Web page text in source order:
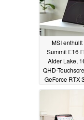
MSI
Summit E16
Alder Lake,
QHD-
GeForce RTX
24.03.2022